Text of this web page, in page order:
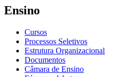
Ensino
Cursos
Processos Seletivos
Estrutura Organizacional
Documentos
Câmara de Ensino